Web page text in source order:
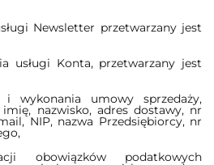
Newsletter przetwarzany jest
usługi Konta, przetwarzany jest
wykonania umowy sprzedaży,
nazwisko, adres dostawy, nr
NIP, nazwa Przedsiębiorcy, nr
obowiązków podatkowych